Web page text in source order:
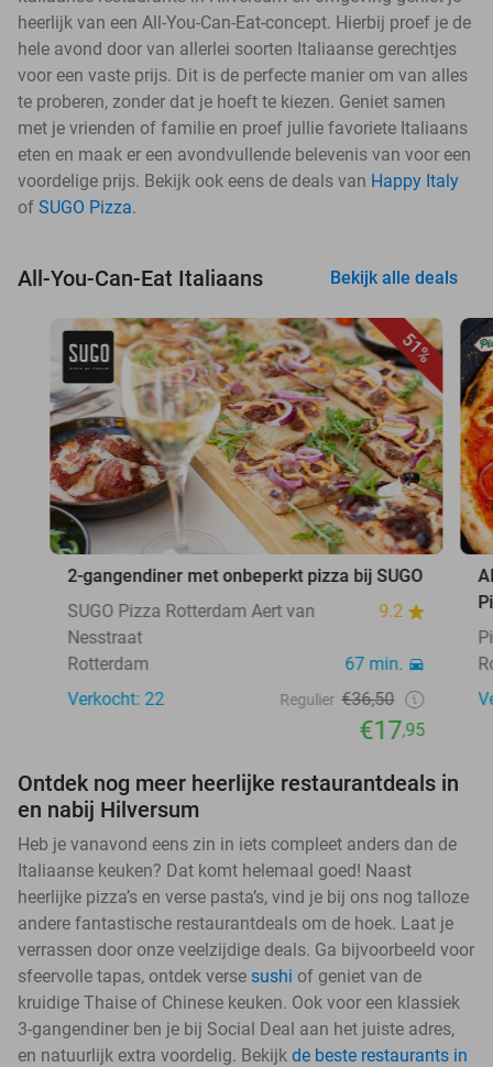
heerlijk van een All-You-Can-Eat-concept. Hierbij proef je de
hele avond door van allerlei soorten Italiaanse gerechtjes
voor een vaste prijs. Dit is de perfecte manier om van alles
te proberen, zonder dat je hoeft te kiezen. Geniet samen
met je vrienden of familie en proef jullie favoriete Italiaans
eten en maak er een avondvullende belevenis van voor een
voordelige prijs. Bekijk ook eens de deals van Happy Italy
of SUGO Pizza.
All-You-Can-Eat Italiaans Bekijk alle deals
51%
2-gangendiner met onbeperkt pizza bij SUGO
SUGO Pizza Rotterdam Aert van
Nesstraat
9.2
Rotterdam
67 min.
Verkocht: 22
Regulier €36,50
€17,95
Ontdek nog meer heerlijke restaurantdeals in
en nabij Hilversum
Heb je vanavond eens zin in iets compleet anders dan de
Italiaanse keuken? Dat komt helemaal goed! Naast
heerlijke pizza’s en verse pasta’s, vind je bij ons nog talloze
andere fantastische restaurantdeals om de hoek. Laat je
verrassen door onze veelzijdige deals. Ga bijvoorbeeld voor
sfeervolle tapas, ontdek verse sushi of geniet van de
kruidige Thaise of Chinese keuken. Ook voor een klassiek
3-gangendiner ben je bij Social Deal aan het juiste adres,
en natuurlijk extra voordelig. Bekijk de beste restaurants in